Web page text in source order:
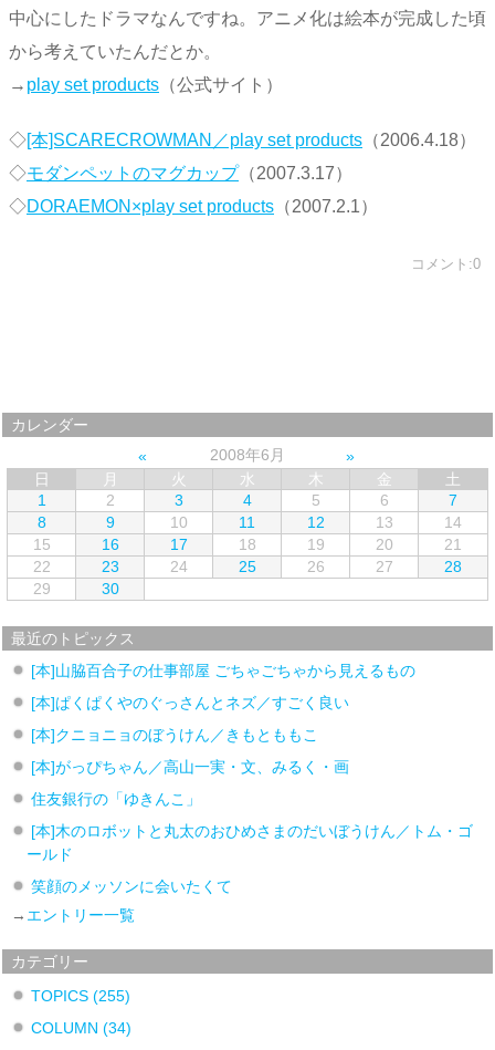
中心にしたドラマなんですね。アニメ化は絵本が完成した頃
から考えていたんだとか。
→ play set products （公式サイト）
◇[本]SCARECROWMAN／play set products （2006.4.18）
◇モダンペットのマグカップ（2007.3.17）
◇DORAEMON×play set products （2007.2.1）
コメント:0
カレンダー
2008年6月
日
月 火 水 木 金
土
1
2 3 4 5 6
7
8
9 10 11 12 13
14
15
16 17 18 19 20
21
22
23 24 25 26 27
28
29
30
最近のトピックス
[本]山脇百合子の仕事部屋 ごちゃごちゃから見えるもの
[本]ぱくぱくやのぐっさんとネズ／すごく良い
[本]クニョニョのぼうけん／きもとももこ
[本]がっぴちゃん／高山一実・文、みるく・画
住友銀行の「ゆきんこ」
[本]木のロボットと丸太のおひめさまのだいぼうけん／トム・ゴ
ールド
笑顔のメッソンに会いたくて
→ エントリー一覧
カテゴリー
TOPICS(255)
COLUMN(34)